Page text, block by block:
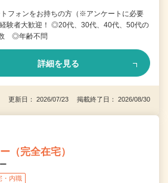
フォンをお持ちの方（※アンケートに必要
験者大歓迎！ ◎20代、30代、40代、50代の
◎年齢不問
詳細を見る
更新日： 2026/07/23 掲載終了日： 2026/08/30
（完全在宅）
・内職